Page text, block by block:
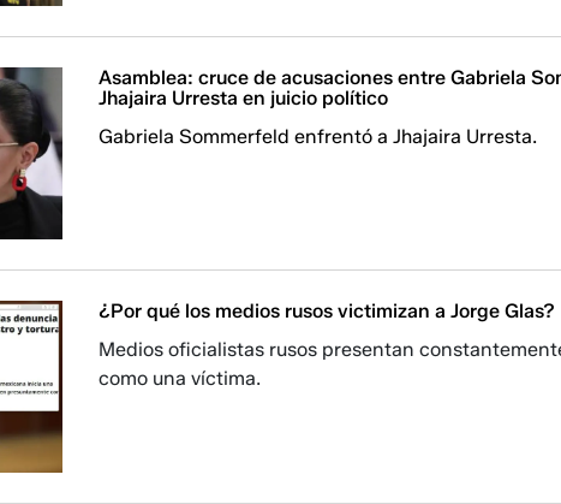
Asamblea: cruce de acusaciones entre Gabriela
Jhajaira Urresta en juicio político
Gabriela Sommerfeld enfrentó a Jhajaira Urresta.
¿Por qué los medios rusos victimizan a Jorge Glas?
Medios oficialistas rusos presentan
como una víctima.